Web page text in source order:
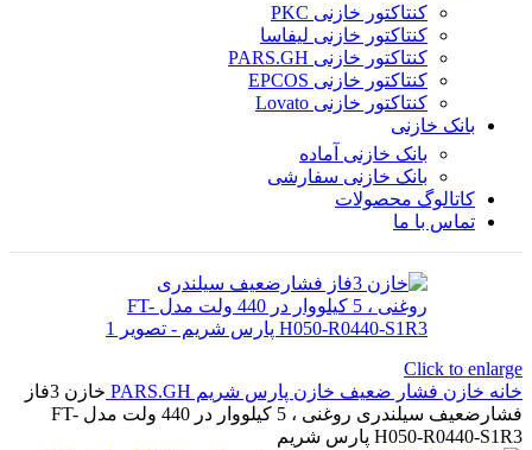
کنتاکتور خازنی PKC
کنتاکتور خازنی لیفاسا
کنتاکتور خازنی PARS.GH
کنتاکتور خازنی EPCOS
کنتاکتور خازنی Lovato
بانک خازنی
بانک خازنی آماده
بانک خازنی سفارشی
کاتالوگ محصولات
تماس با ما
Click to enlarge
خانه خازن فشار ضعیف خازن پارس شریم PARS.GH
خازن 3فاز
فشارضعیف سیلندری روغنی ، 5 کیلووار در 440 ولت مدل FT-
H050-R0440-S1R3 پارس شریم